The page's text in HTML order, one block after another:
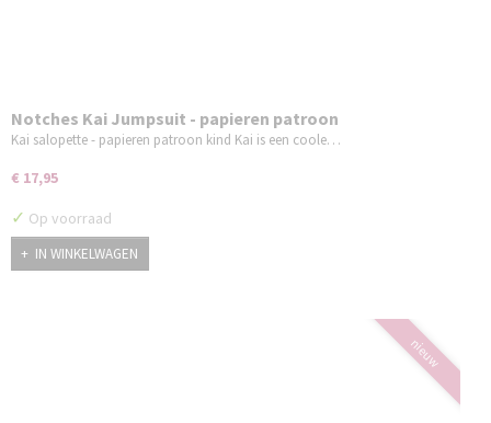
Notches Kai Jumpsuit - papieren patroon
Kai salopette - papieren patroon kind Kai is een coole…
€ 17,95
✓ Op voorraad
IN WINKELWAGEN
nieuw